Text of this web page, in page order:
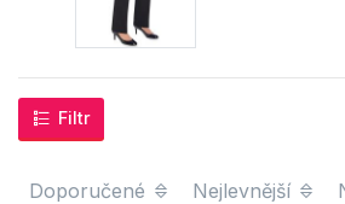
Filtr
Doporučené Nejlevnější